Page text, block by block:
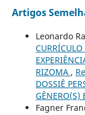
Artigos
Leonardo
RIZOMA ,
DOSSIÊ
GÊNERO(S)
Fagner